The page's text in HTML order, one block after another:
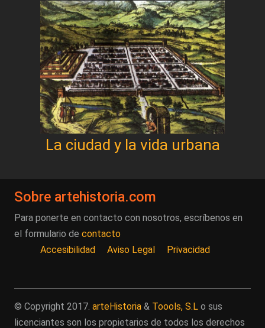
La ciudad y la vida urbana
Sobre artehistoria.com
Para ponerte en contacto con nosotros, escríbenos en
el formulario de contacto
Accesibilidad
Aviso Legal Privacidad
© Copyright 2017. arteHistoria & Toools, S.L o sus
licenciantes son los propietarios de todos los derechos